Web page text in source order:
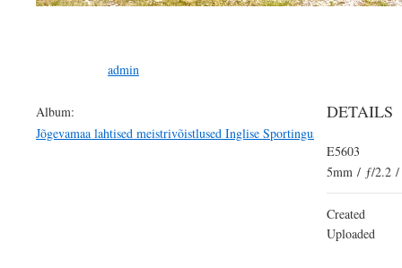
admin
Album:
Jõgevamaa lahtised meistrivõistlused Inglise Sportingus
DETAILS
E5603
5mm / ƒ/2.2 /
Created
Uploaded